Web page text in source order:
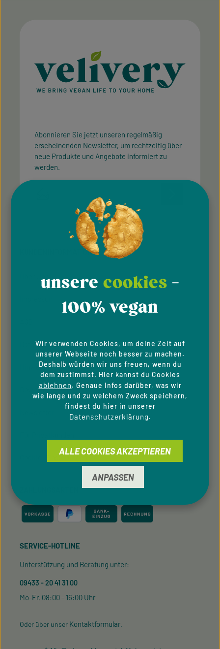
Abonnieren Sie jetzt unseren regelmäßig
erscheinenden Newsletter, um rechtzeitig über
neue Produkte und Angebote informiert zu
werden.
Ich habe dieDatenschutzbestimmungen
Kenntnis genommen und dieAGBgelesen und bin
mit ihnen einverstanden.
Diese Seite ist durch reCAPTCHA geschützt und es gelten die
DatenschutzrichtlinieundNutzungsbedingungen
Die mit einem Stern (*) markierten Felder sind
Pflichtfelder.
KUNDENINFORMATION
Datenschutzhinweise
Hinweisgeber­system
Downloads
Cookie-Einstellungen
SERVICE-HOTLINE
Unterstützung und Beratung unter:
09433 - 20 41 31 00
Mo-Fr, 08:00 - 16:00 Uhr
Oder über unser Kontaktformular.
unsere cookies -
100% vegan
Wir verwenden Cookies, um deine Zeit auf
unserer Webseite noch besser zu machen.
Deshalb würden wir uns freuen, wenn du
dem zustimmst. Hier kannst du Cookies
ablehnen. Genaue Infos darüber, was wir
wie lange und zu welchem Zweck speichern,
findest du hier in unserer
Datenschutzerklärung.
ANPASSEN
ALLE COOKIES AKZEPTIEREN